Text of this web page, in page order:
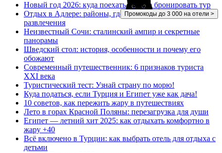
Промокоды до 3 000 на отели >
Новый год 2026: куда поехать и когда бронировать тур
Отдых в Адлере: районы, где лучшие пляжи,
развлечения
Неизвестный Сочи: сталинский ампир и секретные
панорамы
Шведский стол: история, особенности и почему его
обожают
Современный путешественник: 6 признаков туриста
XXI века
Туристический тест: Узнай страну по морю!
Куда податься, если Турция и Египет уже как дача!
10 советов, как пережить жару в путешествиях
Лето в горах Красной Поляны: перезагрузка для души
Египет — летний хит 2025: как отдыхать комфортно в
жару +40
Всё включено в Турции: как выбрать отель для отдыха с
детьми